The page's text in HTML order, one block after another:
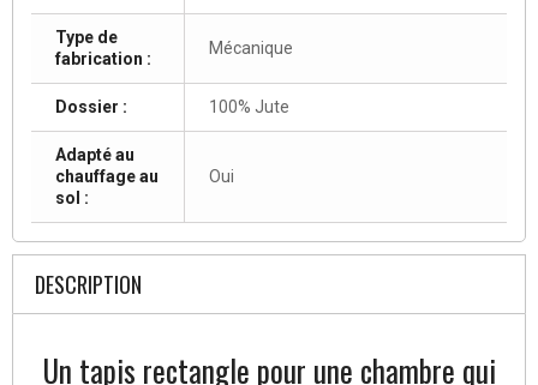
Type de
fabrication :
Mécanique
Dossier : 100% Jute
Adapté au
chauffage au
sol :
Oui
DESCRIPTION
Un tapis rectangle pour une chambre qui